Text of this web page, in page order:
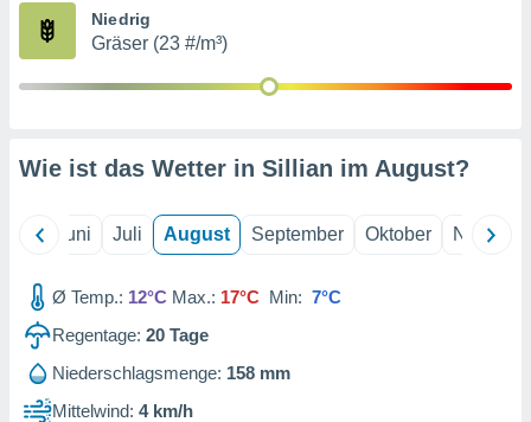
der
der
Inhalten.
Niedrig
Gräser (23 #/m³)
Wie ist das Wetter in Sillian im August?
Juni Juli August September Oktober
Ø Temp.: 12°C Max.: 17°C Min: 7°C
Regentage: 20 Tage
Niederschlagsmenge: 158 mm
Mittelwind: 4 km/h